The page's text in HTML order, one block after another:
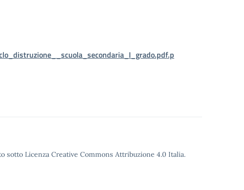
sotto Licenza Creative Commons Attribuzione 4.0 Italia.